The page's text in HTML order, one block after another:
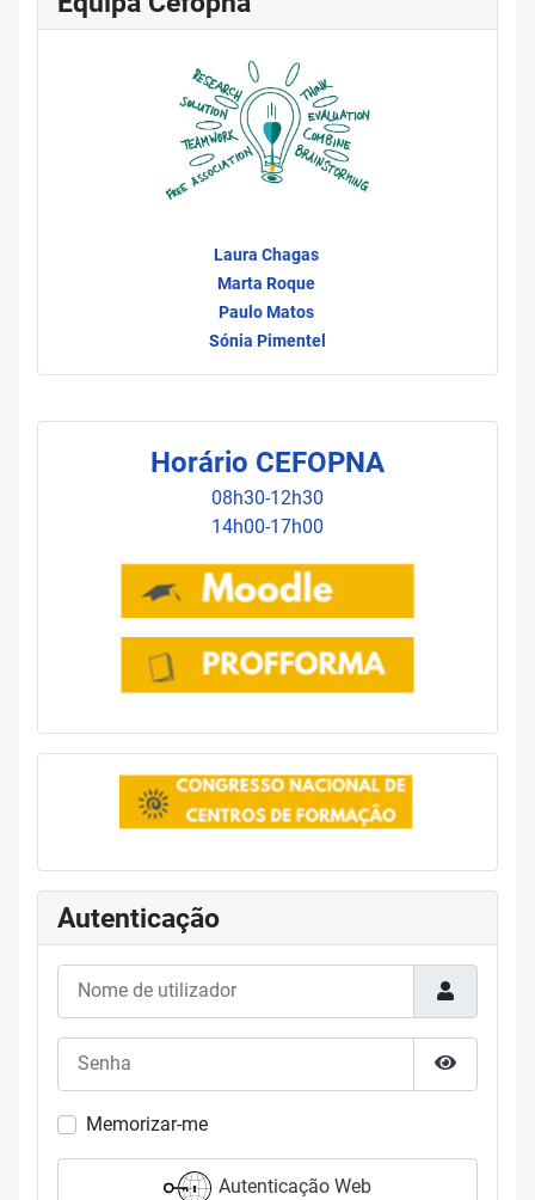
Horário CEFOPNA
08h30-12h30
14h00-17h00
Autenticação
Senha
Mostrar
Memorizar-me
Autenticação Web
Laura Chagas
Marta Roque
Paulo Matos
Sónia Pimentel